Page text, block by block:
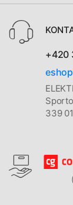
+420
339